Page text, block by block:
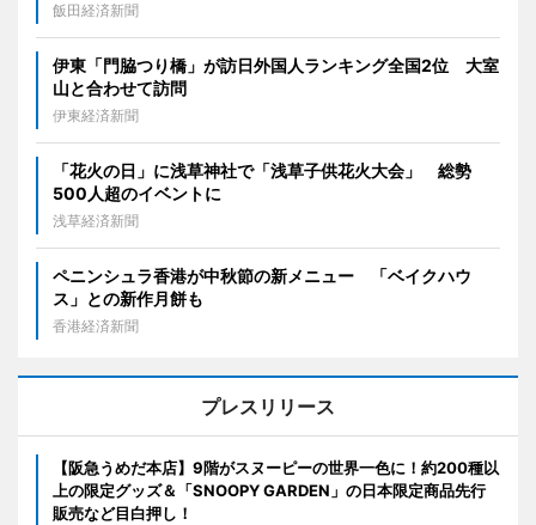
飯田経済新聞
伊東「門脇つり橋」が訪日外国人ランキング全国2位 大室
山と合わせて訪問
伊東経済新聞
「花火の日」に浅草神社で「浅草子供花火大会」 総勢
500人超のイベントに
浅草経済新聞
ペニンシュラ香港が中秋節の新メニュー 「ベイクハウ
ス」との新作月餅も
香港経済新聞
プレスリリース
【阪急うめだ本店】9階がスヌーピーの世界一色に！約200種以
上の限定グッズ＆「SNOOPY GARDEN」の日本限定商品先行
販売など目白押し！